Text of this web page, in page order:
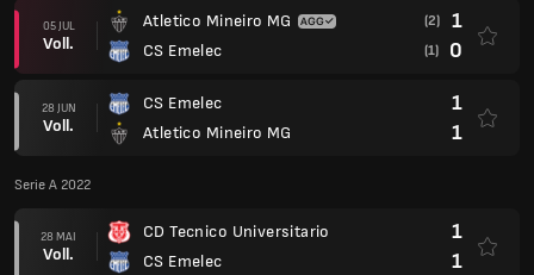
05 JUL
Voll.
Atletico Mineiro MG
CS Emelec
(2) 1
(1) 0
28 JUN
Voll.
CS Emelec
Atletico Mineiro MG
1
1
Serie A 2022
28 MAI
Voll.
CD Tecnico Universitario
CS Emelec
1
1